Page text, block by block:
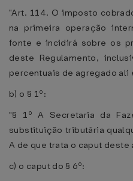
"Art. 114. O imposto
na primeira operação
fonte e incidirá sobre os
deste Regulamento,
percentuais de agregado
b) o § 1º:
"§ 1º A Secretaria da
substituição tributária
A de que trata o caput deste
c) o caput do § 6º: